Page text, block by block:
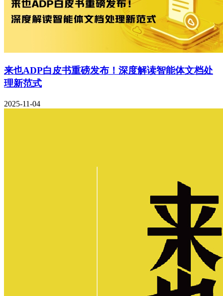
来也ADP白皮书重磅发布！深度解读智能体文档处
理新范式
2025-11-04